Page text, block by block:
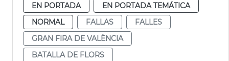
EN PORTADA
EN PORTADA TEMÁTICA
NORMAL
FALLAS
FALLES
GRAN FIRA DE VALÈNCIA
BATALLA DE FLORS